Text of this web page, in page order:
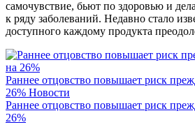
самочувствие, бьют по здоровью и
к ряду заболеваний. Недавно стало
доступного каждому продукта
Раннее отцовство повышает риск
26% Новости
Раннее отцовство повышает риск
26%